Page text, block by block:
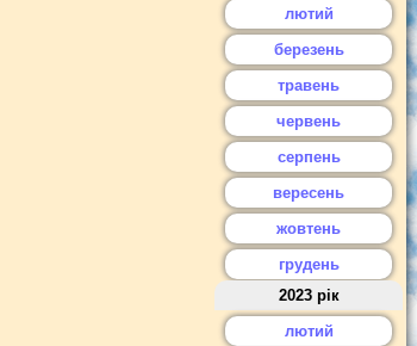
лютий
березень
травень
червень
серпень
вересень
жовтень
грудень
2023 рік
лютий